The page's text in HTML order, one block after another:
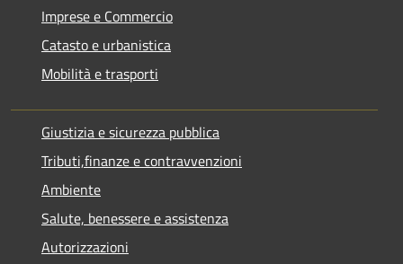
Imprese e Commercio
Catasto e urbanistica
Mobilità e trasporti
Giustizia e sicurezza pubblica
Tributi,finanze e contravvenzioni
Ambiente
Salute, benessere e assistenza
Autorizzazioni